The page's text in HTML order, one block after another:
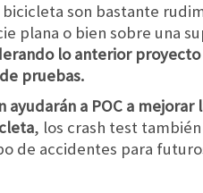
son bastante
plana o bien sobre una
lo anterior proyecto
pruebas.
a POC a mejorar
, los crash test
de accidentes para